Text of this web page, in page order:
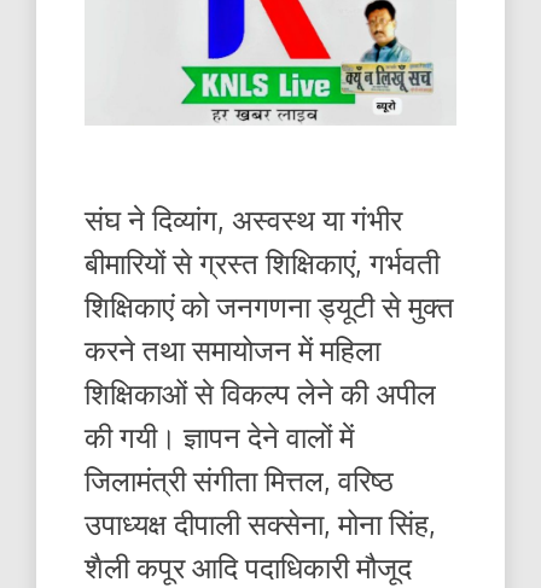
संघ ने दिव्यांग, अस्वस्थ या गंभीर
बीमारियों से ग्रस्त शिक्षिकाएं, गर्भवती
शिक्षिकाएं को जनगणना ड्यूटी से मुक्त
करने तथा समायोजन में महिला
शिक्षिकाओं से विकल्प लेने की अपील
की गयी। ज्ञापन देने वालों में
जिलामंत्री संगीता मित्तल, वरिष्ठ
उपाध्यक्ष दीपाली सक्सेना, मोना सिंह,
शैली कपूर आदि पदाधिकारी मौजूद